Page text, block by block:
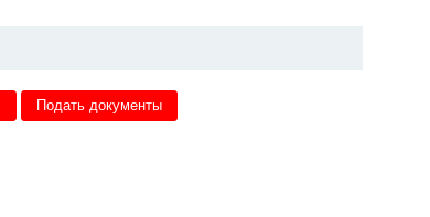
Подать документы